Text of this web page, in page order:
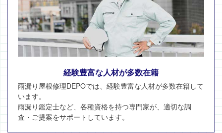
経験豊富な人材が多数在籍
雨漏り屋根修理DEPOでは、経験豊富な人材が多数在籍して
います。
雨漏り鑑定士など、各種資格を持つ専門家が、適切な調
査・ご提案をサポートしています。